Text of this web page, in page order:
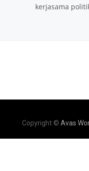
kerjasama
Copyright © Avas